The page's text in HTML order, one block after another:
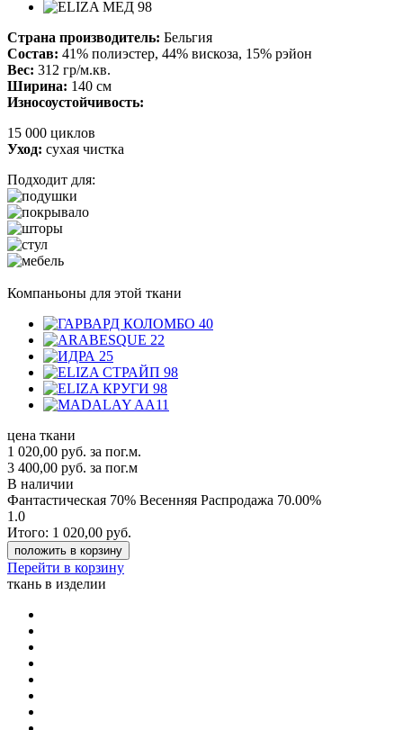
Страна производитель: Бельгия
Состав: 41% полиэстер, 44% вискоза, 15% рэйон
Вес: 312 гр/м.кв.
Ширина: 140 см
Износоустойчивость:
15 000 циклов
Уход: сухая чистка
Подходит для:
Компаньоны для этой ткани
цена ткани
1 020,00 руб. за пог.м.
3 400,00 руб. за пог.м
В наличии
Фантастическая 70% Весенняя Распродажа 70.00%
1.0
Итого: 1 020,00 руб.
положить в корзину
Перейти в корзину
ткань в изделии